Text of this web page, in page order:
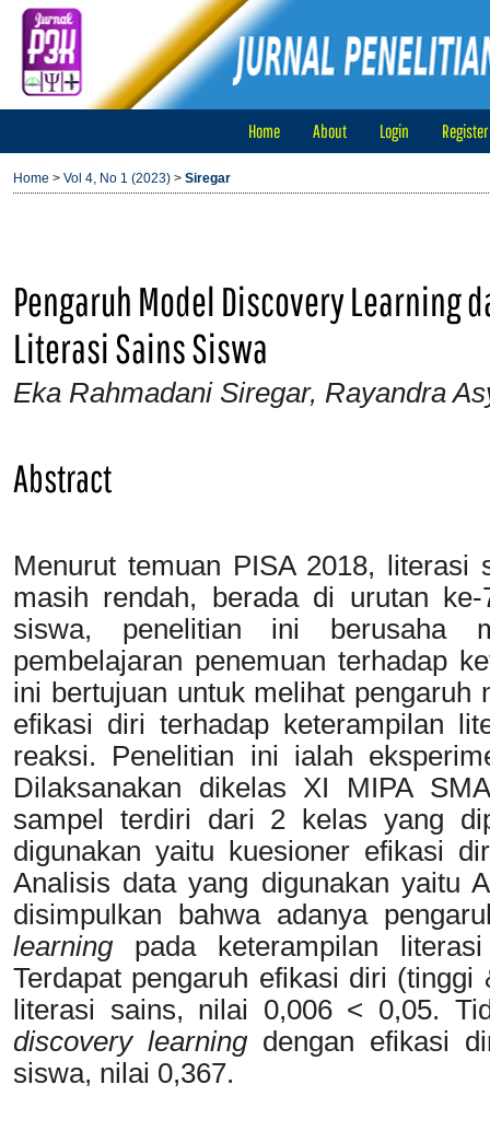
Home About Login Register
Home > Vol 4, No 1 (2023) > Siregar
Pengaruh Model Discovery Learning
Literasi Sains Siswa
Eka Rahmadani Siregar, Rayandra
Abstract
Menurut temuan PISA 2018, literasi
masih rendah, berada di urutan
siswa, penelitian ini berusaha
pembelajaran penemuan terhadap
ini bertujuan untuk melihat pengaruh
efikasi diri terhadap keterampilan
reaksi. Penelitian ini ialah
Dilaksanakan dikelas XI MIPA
sampel terdiri dari 2 kelas yang
digunakan yaitu kuesioner efikasi
Analisis data yang digunakan yaitu
disimpulkan bahwa adanya
learningpada keterampilan
Terdapat pengaruh efikasi diri
literasi sains, nilai 0,006 < 0,05.
discovery learningdengan efikasi
siswa, nilai 0,367.